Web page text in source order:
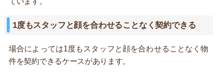
1度もスタッフと顔を合わせることなく契約できる
場合によっては1度もスタッフと顔を合わせることなく物
件を契約できるケースがあります。